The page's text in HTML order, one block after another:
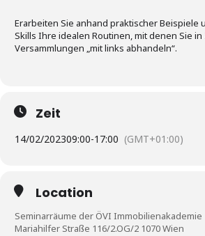
Erarbeiten Sie anhand praktischer Beispiele
Skills Ihre idealen Routinen, mit denen Sie in
Versammlungen „mit links abhandeln“.
Zeit
14/02/202309:00-17:00 (GMT+01:00)
Location
Seminarräume der ÖVI Immobilienakademie
Mariahilfer Straße 116/2.OG/2 1070 Wien